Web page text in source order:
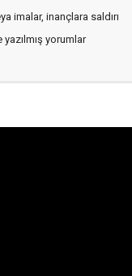
imalar, inançlara saldırı
yorumlar